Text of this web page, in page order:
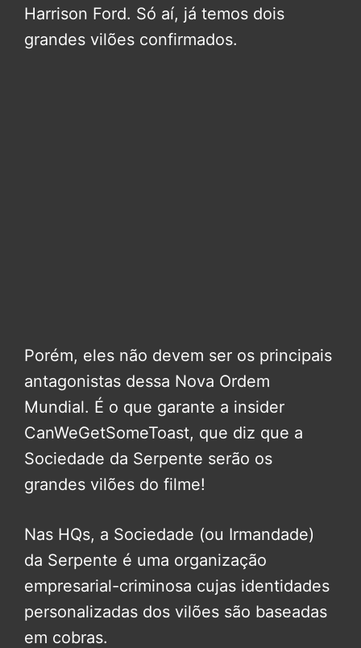
Harrison Ford. Só aí, já temos dois
grandes vilões confirmados.
Porém, eles não devem ser os principais
antagonistas dessa Nova Ordem
Mundial. É o que garante a insider
CanWeGetSomeToast, que diz que a
Sociedade da Serpente serão os
grandes vilões do filme!
Nas HQs, a Sociedade (ou Irmandade)
da Serpente é uma organização
empresarial-criminosa cujas identidades
personalizadas dos vilões são baseadas
em cobras.